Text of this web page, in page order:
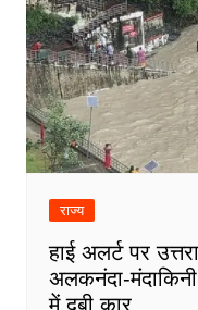
राज्य
हाई अलर्ट पर
अलकनंदा-
में दबी कार